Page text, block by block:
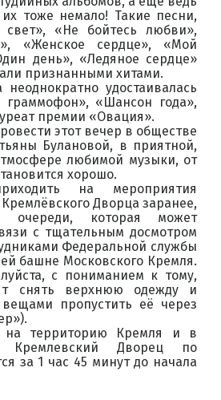
тоже немало! Такие песни,
«Не бойтесь любви»,
«Женское сердце», «Мой
день», «Ледяное сердце»
признанными хитами.
неоднократно удостаивалась
граммофон», «Шансон года»,
премии «Овация».
этот вечер в обществе
Булановой, в приятной,
любимой музыки, от
хорошо.
на мероприятия
Кремлёвского Дворца заранее,
очереди, которая может
с тщательным досмотром
Федеральной службы
башне Московского Кремля.
с пониманием к тому,
снять верхнюю одежду и
пропустить её через
на территорию Кремля и в
Кремлевский Дворец по
за 1 час 45 минут до начала